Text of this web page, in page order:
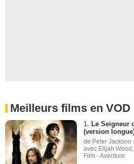
Meilleurs films en VOD
1. Le Seigneur
(version
de Peter Jackson
avec Elijah
Film - Aventure